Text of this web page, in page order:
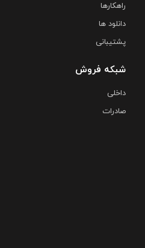
راهکارها
دانلود ها
پشتیبانی
شبکه فروش
داخلی
صادرات